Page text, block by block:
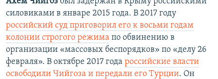
силовиками в январе 2015 года. В 2017 году
российский суд приговорил его к восьми годам
колонии строгого режима по обвинению в
организации «массовых беспорядков» по «делу 26
февраля». В октябре 2017 года российские власти
освободили Чийгоза и передали его Турции. Он